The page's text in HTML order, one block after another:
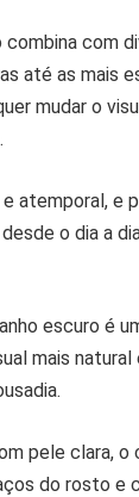
combina com
até as mais
mudar o
atemporal, e
o dia a
escuro é
mais
pele clara, o
do rosto e